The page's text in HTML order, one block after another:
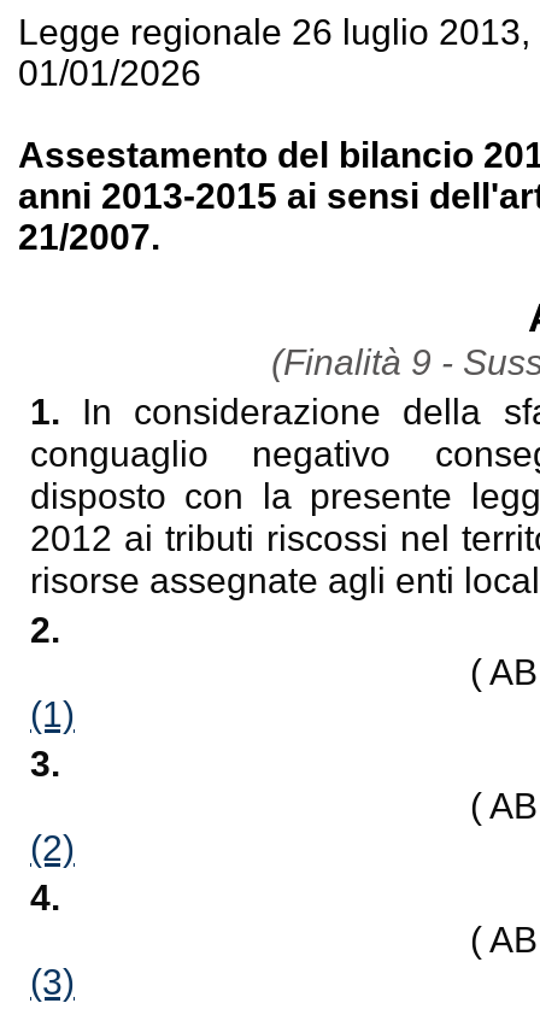
Legge regionale 26 luglio
01/01/2026
Assestamento del bilancio
anni 2013-2015 ai sensi
21/2007.
(Finalità 9 -
1. In considerazione della
conguaglio negativo
disposto con la presente
2012 ai tributi riscossi nel
risorse assegnate agli enti
2.
(
(1)
3.
(
(2)
4.
(
(3)